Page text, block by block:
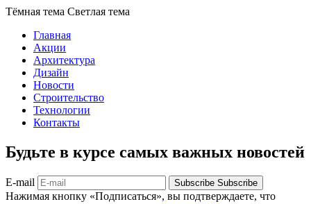
Тёмная тема Светлая тема
Главная
Акции
Архитектура
Дизайн
Новости
Строительство
Технологии
Контакты
Будьте в курсе самых важных новостей
E-mail Subscribe Subscribe
Нажимая кнопку «Подписаться», вы подтверждаете, что